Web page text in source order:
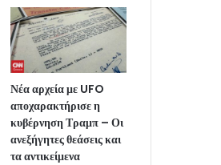
Νέα αρχεία με UFO
αποχαρακτήρισε η
κυβέρνηση Τραμπ – Οι
ανεξήγητες θεάσεις και
τα αντικείμενα